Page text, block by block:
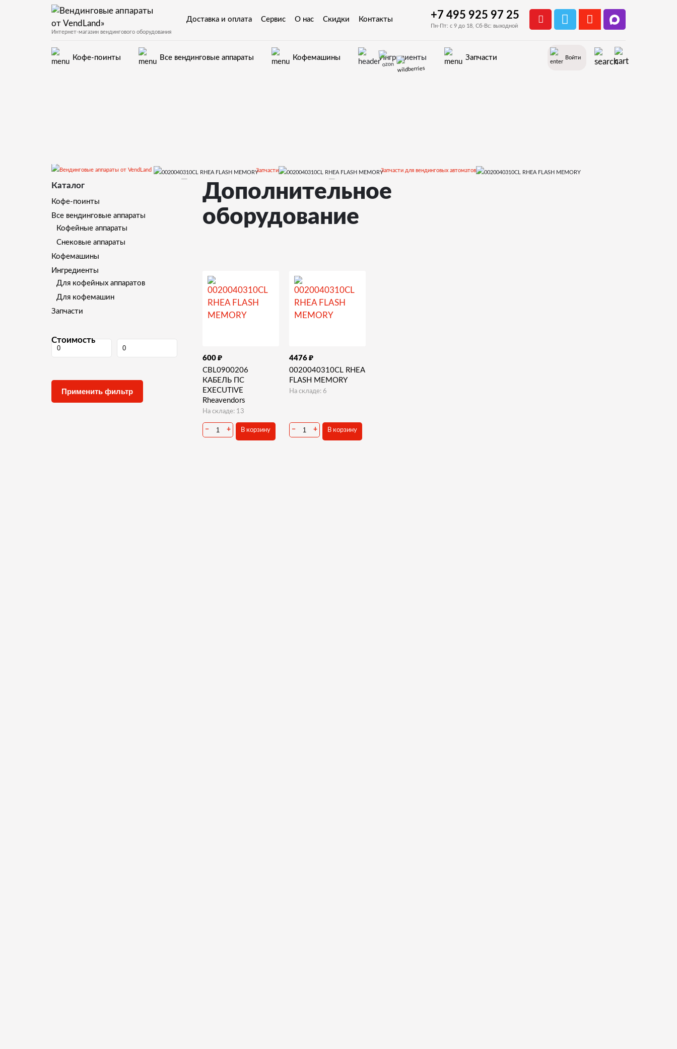
Интернет-магазин вендингового оборудования
Доставка и оплата Сервис О нас Скидки Контакты +7 495 925 97 25
Пн-Пт: с 9 до 18, Сб-Вс: выходной
Кофе-поинты Все вендинговые аппараты Кофемашины Ингредиенты Запчасти Войти
Запчасти Запчасти для вендинговых автоматов
Запчасти для вендинговых автоматов Rhea Vendors
Каталог
Кофе-поинты
Все вендинговые аппараты
Кофейные аппараты
Снековые аппараты
Кофемашины
Ингредиенты
Для кофейных аппаратов
Для кофемашин
Запчасти
Стоимость
Дополнительное
оборудование
600 ₽
CBL0900206
КАБЕЛЬ ПС
EXECUTIVE
Rheavendors
На складе: 13
− + В корзину
4476 ₽
0020040310CL RHEA
FLASH MEMORY
На складе: 6
− + В корзину